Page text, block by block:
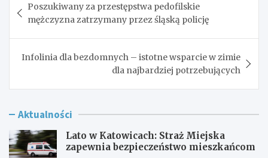
wpisu
Poszukiwany za przestępstwa pedofilskie
mężczyzna zatrzymany przez śląską policję
Infolinia dla bezdomnych – istotne wsparcie w zimie
dla najbardziej potrzebujących
Aktualności
Lato w Katowicach: Straż Miejska
zapewnia bezpieczeństwo mieszkańcom